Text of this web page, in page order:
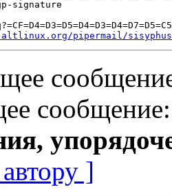
signature
pipermail/sisyphus/
]